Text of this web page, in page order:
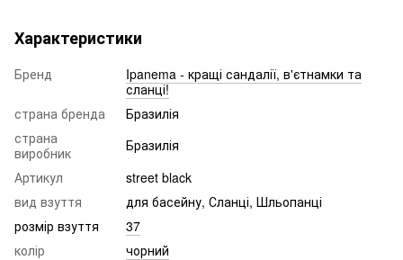
Характеристики
Бренд
Ipanema - кращі сандалії, в'єтнамки та
сланці!
страна бренда
Бразилія
страна
виробник
Бразилія
Артикул
street black
вид взуття
для басейну, Сланці, Шльопанці
розмір взуття
37
колір
чорний